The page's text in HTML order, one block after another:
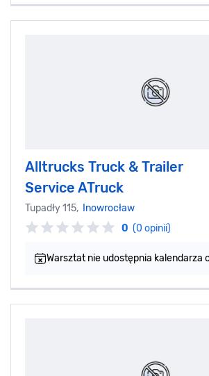
Alltrucks Truck & Trailer
Service ATruck
Tupadły 115,
Inowrocław
0 (0 opinii)
Warsztat nie udostępnia kalendarza